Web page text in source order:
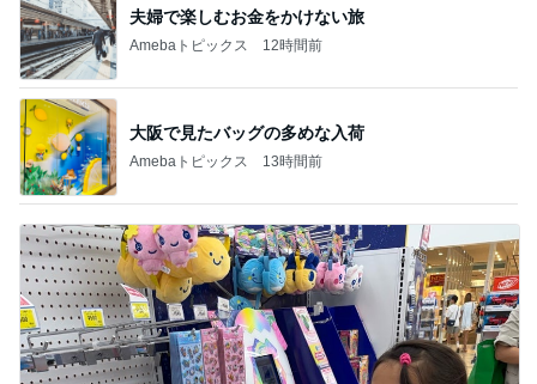
夫婦で楽しむお金をかけない旅
Amebaトピックス 12時間前
大阪で見たバッグの多めな入荷
Amebaトピックス 13時間前